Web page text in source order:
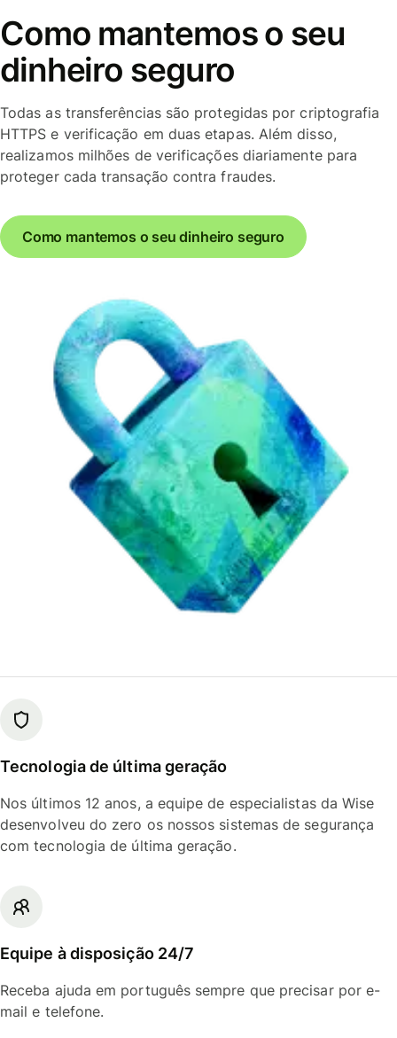
Como mantemos o seu
dinheiro seguro
Todas as transferências são protegidas por criptografia
HTTPS e verificação em duas etapas. Além disso,
realizamos milhões de verificações diariamente para
proteger cada transação contra fraudes.
Como mantemos o seu dinheiro seguro
Tecnologia de última geração
Nos últimos 12 anos, a equipe de especialistas da Wise
desenvolveu do zero os nossos sistemas de segurança
com tecnologia de última geração.
Equipe à disposição 24/7
Receba ajuda em português sempre que precisar por e-
mail e telefone.